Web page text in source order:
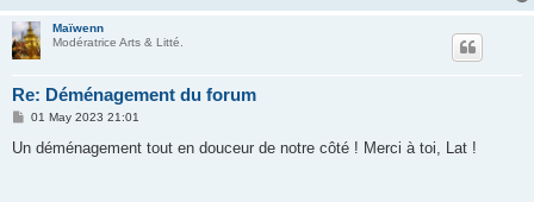
Maïwenn
Modératrice Arts & Litté.
Re: Déménagement du forum
P
s
01 May 2023 21:01
Un déménagement tout en douceur de notre côté ! Merci à toi, Lat !